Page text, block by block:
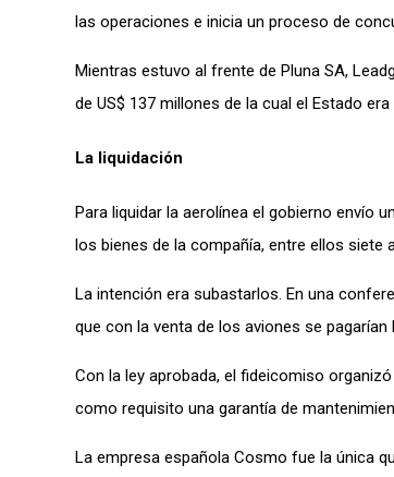
las operaciones e inicia un proceso de
Mientras estuvo al frente de Pluna SA,
de US$ 137 millones de la cual el Estado era
La liquidación
Para liquidar la aerolínea el gobierno envío
los bienes de la compañía, entre ellos siete
La intención era subastarlos. En una
que con la venta de los aviones se pagarían
Con la ley aprobada, el fideicomiso
como requisito una garantía de
La empresa española Cosmo fue la única